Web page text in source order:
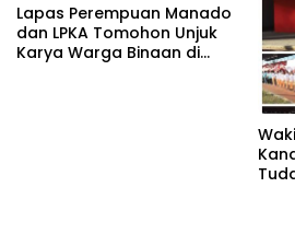
Lapas Perempuan Manado
dan LPKA Tomohon Unjuk
Karya Warga Binaan di